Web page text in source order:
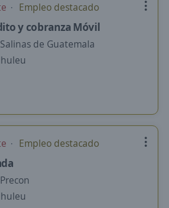
Empleo destacado
y cobranza Móvil
de Guatemala
Empleo destacado